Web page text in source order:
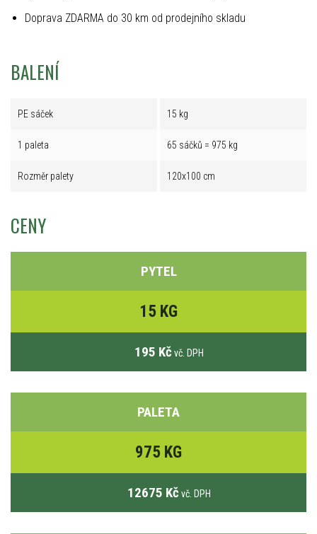
Doprava ZDARMA do 30 km od prodejního skladu
BALENÍ
PE sáček 15 kg
1 paleta 65 sáčků = 975 kg
Rozměr palety 120x100 cm
CENY
PYTEL
15 KG
195 Kč vč. DPH
PALETA
975 KG
12675 Kč vč. DPH